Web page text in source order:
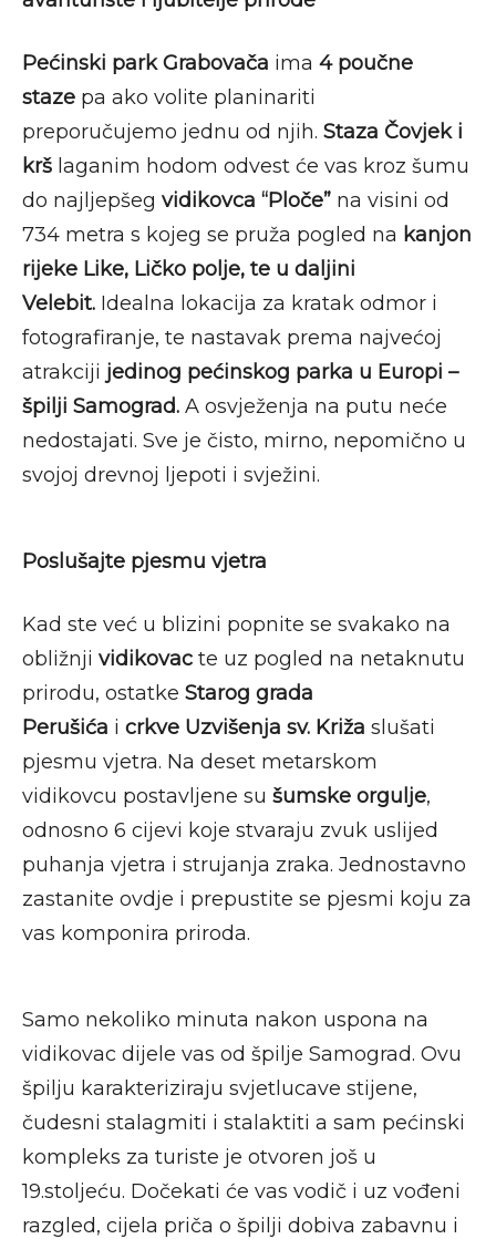
Pećinski park Grabovača ima 4 poučne
staze pa ako volite planinariti
preporučujemo jednu od njih. Staza Čovjek i
krš laganim hodom odvest će vas kroz šumu
do najljepšeg vidikovca “Ploče” na visini od
734 metra s kojeg se pruža pogled na kanjon
rijeke Like, Ličko polje, te u daljini
Velebit. Idealna lokacija za kratak odmor i
fotografiranje, te nastavak prema najvećoj
atrakciji jedinog pećinskog parka u Europi –
špilji Samograd. A osvježenja na putu neće
nedostajati. Sve je čisto, mirno, nepomično u
svojoj drevnoj ljepoti i svježini.
Poslušajte pjesmu vjetra
Kad ste već u blizini popnite se svakako na
obližnji vidikovac te uz pogled na netaknutu
prirodu, ostatke Starog grada
Perušića i crkve Uzvišenja sv. Križa slušati
pjesmu vjetra. Na deset metarskom
vidikovcu postavljene su šumske orgulje,
odnosno 6 cijevi koje stvaraju zvuk uslijed
puhanja vjetra i strujanja zraka. Jednostavno
zastanite ovdje i prepustite se pjesmi koju za
vas komponira priroda.
Samo nekoliko minuta nakon uspona na
vidikovac dijele vas od špilje Samograd. Ovu
špilju karakteriziraju svjetlucave stijene,
čudesni stalagmiti i stalaktiti a sam pećinski
kompleks za turiste je otvoren još u
19.stoljeću. Dočekati će vas vodič i uz vođeni
razgled, cijela priča o špilji dobiva zabavnu i